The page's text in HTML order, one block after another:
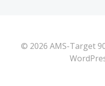
© 2026 AMS-Target